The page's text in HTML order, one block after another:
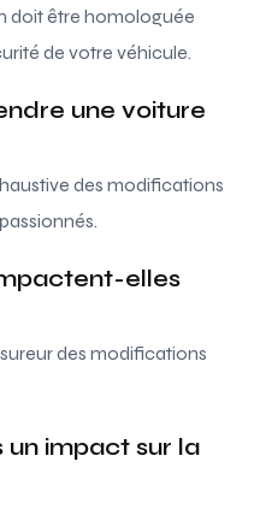
doit être homologuée
de votre véhicule.
une voiture
des modifications
elles
des modifications
un impact sur la